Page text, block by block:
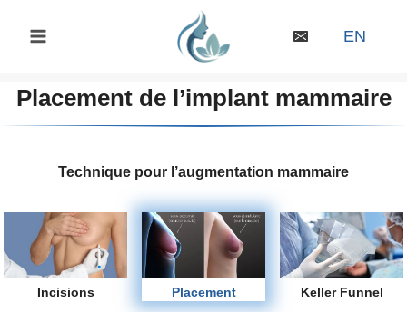
EN
Placement de l’implant mammaire
Technique pour l’augmentation mammaire
Incisions Placement Keller Funnel